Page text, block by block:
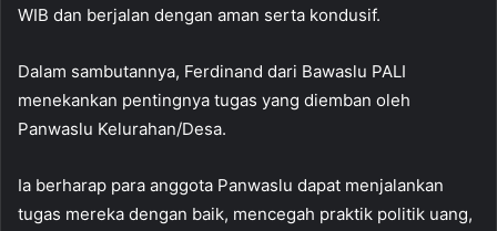
WIB dan berjalan dengan aman serta kondusif.
Dalam sambutannya, Ferdinand dari Bawaslu PALI
menekankan pentingnya tugas yang diemban oleh
Panwaslu Kelurahan/Desa.
Ia berharap para anggota Panwaslu dapat menjalankan
tugas mereka dengan baik, mencegah praktik politik uang,